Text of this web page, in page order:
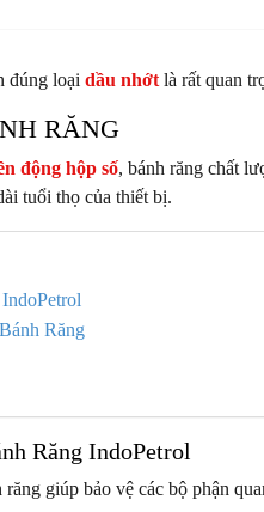
đúng loại dầu nhớt là rất quan
RĂNG
động hộp số, bánh răng chất
tuổi thọ của thiết bị.
Răng
Răng IndoPetrol
răng giúp bảo vệ các bộ phận